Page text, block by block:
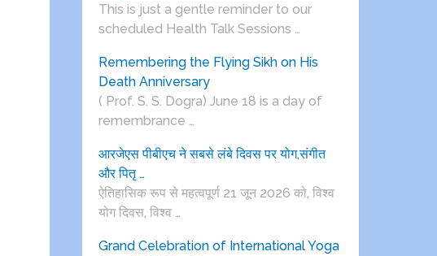
This is just a gentle reminder to our
scheduled Health Talk Sessions …
Remembering the Flying Sikh on His
Death Anniversary
( Prof. S. S. Dogra) June 18 is a day of
remembrance …
आरजेएस पीबीएच ने सबसे लंबे दिवस पर योग,संगीत
और पितृ …
ऐतिहासिक रूप से महत्वपूर्ण 21 जून 2026 को, विश्व
योग दिवस, विश्व …
Grand Celebration of International Yoga